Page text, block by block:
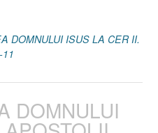
DOMNULUI ISUS LA CER II.
DOMNULUI